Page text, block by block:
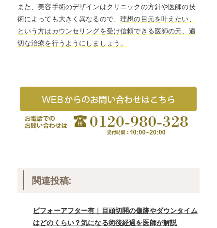
また、美容手術のデザインはクリニックの方針や医師の技
術によっても大きく異なるので、理想の目元を叶えたい、
という方はカウンセリングを受け信頼できる医師の元、適
切な治療を行うようにしましょう。
関連投稿:
ビフォーアフター有｜目頭切開の傷跡やダウンタイム
はどのくらい？気になる術後経過を医師が解説